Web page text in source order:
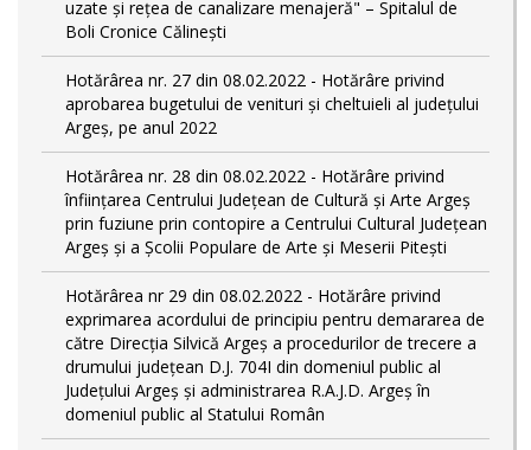
uzate și rețea de canalizare menajeră" – Spitalul de
Boli Cronice Călinești
Hotărârea nr. 27 din 08.02.2022 - Hotărâre privind
aprobarea bugetului de venituri și cheltuieli al județului
Argeș, pe anul 2022
Hotărârea nr. 28 din 08.02.2022 - Hotărâre privind
înființarea Centrului Județean de Cultură şi Arte Argeș
prin fuziune prin contopire a Centrului Cultural Judeţean
Argeş și a Școlii Populare de Arte și Meserii Pitești
Hotărârea nr 29 din 08.02.2022 - Hotărâre privind
exprimarea acordului de principiu pentru demararea de
către Direcţia Silvică Argeş a procedurilor de trecere a
drumului judeţean D.J. 704I din domeniul public al
Judeţului Argeş şi administrarea R.A.J.D. Argeş în
domeniul public al Statului Român